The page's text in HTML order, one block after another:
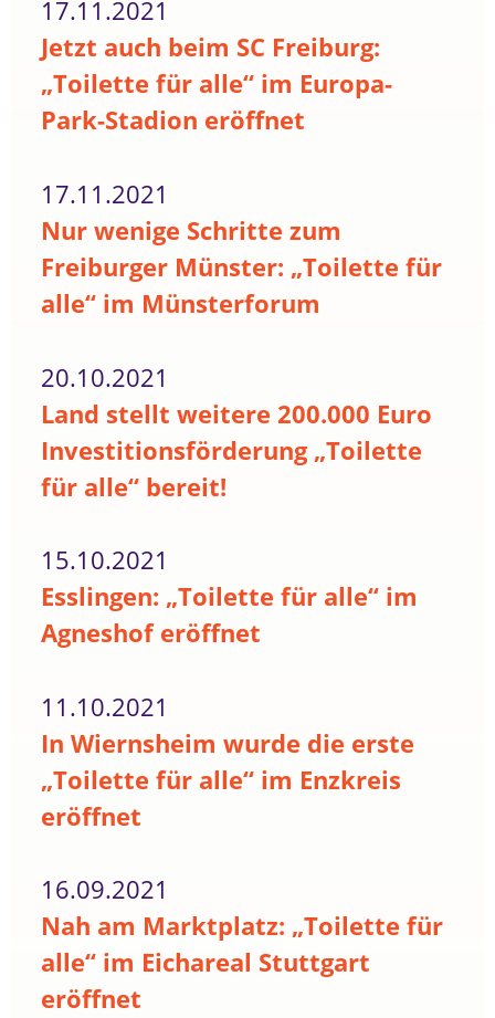
17.11.2021
Jetzt auch beim SC Freiburg:
„Toilette für alle“ im Europa-
Park-Stadion eröffnet
17.11.2021
Nur wenige Schritte zum
Freiburger Münster: „Toilette für
alle“ im Münsterforum
20.10.2021
Land stellt weitere 200.000 Euro
Investitionsförderung „Toilette
für alle“ bereit!
15.10.2021
Esslingen: „Toilette für alle“ im
Agneshof eröffnet
11.10.2021
In Wiernsheim wurde die erste
„Toilette für alle“ im Enzkreis
eröffnet
16.09.2021
Nah am Marktplatz: „Toilette für
alle“ im Eichareal Stuttgart
eröffnet